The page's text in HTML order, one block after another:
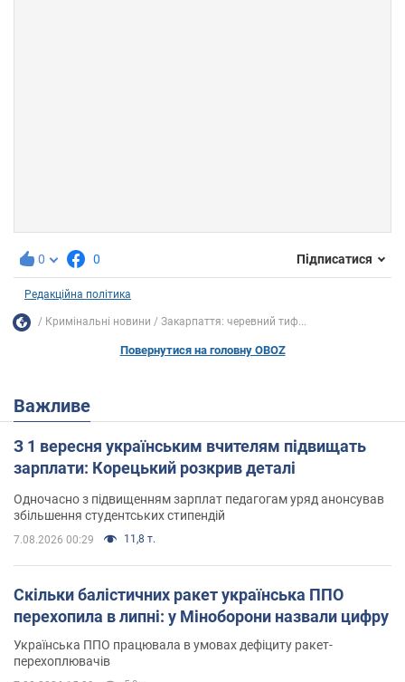
0 0 Підписатися
Редакційна політика
Кримінальні новини Закарпаття: черевний тиф...
Повернутися на головну OBOZ
Важливе
З 1 вересня українським вчителям підвищать
зарплати: Корецький розкрив деталі
Одночасно з підвищенням зарплат педагогам уряд анонсував
збільшення студентських стипендій
7.08.2026 00:29 11,8 т.
Скільки балістичних ракет українська ППО
перехопила в липні: у Міноборони назвали цифру
Українська ППО працювала в умовах дефіциту ракет-
перехоплювачів